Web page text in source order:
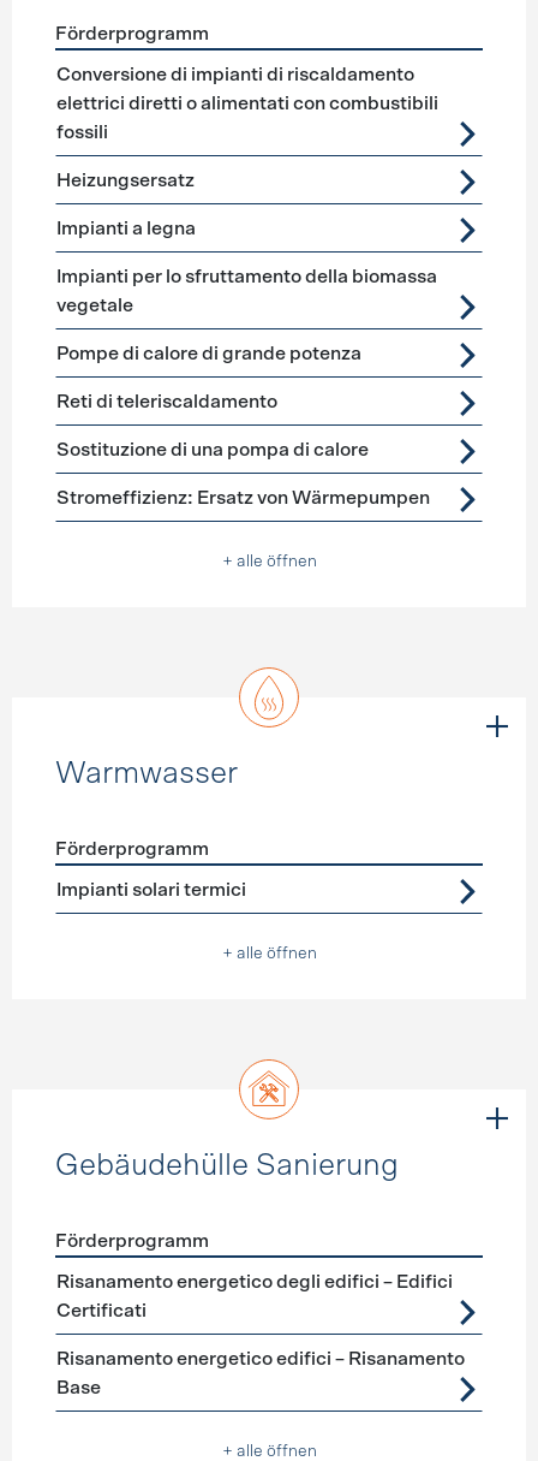
Förderprogramme Heizung
Förderprogramm
Conversione di impianti di riscaldamento
elettrici diretti o alimentati con combustibili
fossili
Heizungsersatz
Impianti a legna
Impianti per lo sfruttamento della biomassa
vegetale
Pompe di calore di grande potenza
Reti di teleriscaldamento
Sostituzione di una pompa di calore
Stromeffizienz: Ersatz von Wärmepumpen
+ alle öffnen
Warmwasser
Förderprogramme Warmwasser
Förderprogramm
Impianti solari termici
+ alle öffnen
Gebäudehülle Sanierung
Förderprogramme Gebäudehülle Sanierung
Förderprogramm
Risanamento energetico degli edifici – Edifici
Certificati
Risanamento energetico edifici – Risanamento
Base
+ alle öffnen